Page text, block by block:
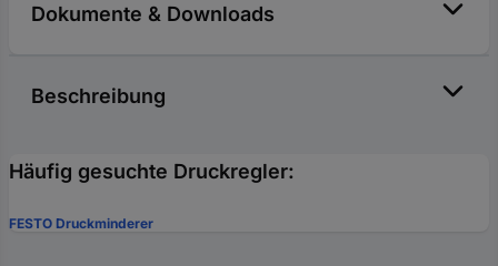
Dokumente & Downloads
Beschreibung
Häufig gesuchte Druckregler:
FESTO Druckminderer